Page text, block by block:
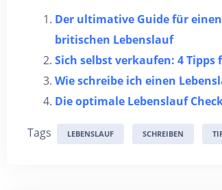
Der ultimative Guide für
britischen Lebenslauf
Sich selbst verkaufen: 4
Wie schreibe ich einen
Die optimale Lebenslauf
Tags LEBENSLAUF SCHREIBEN